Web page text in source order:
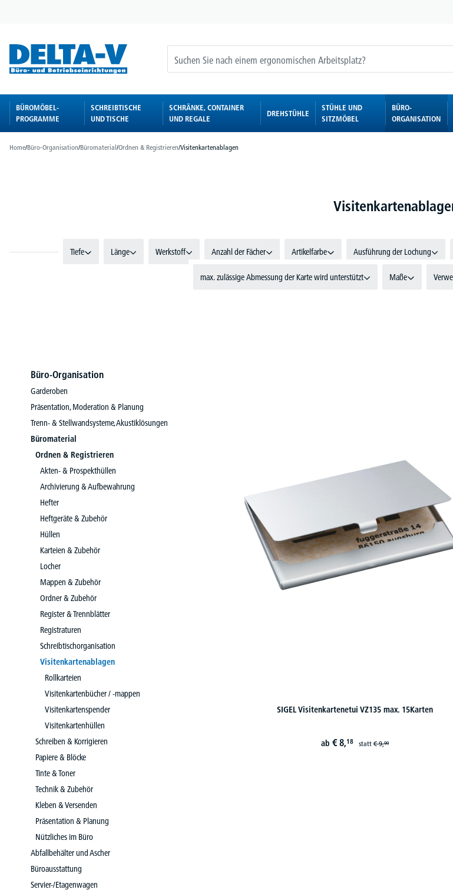
BÜROMÖBEL-
PROGRAMME
SCHREIBTISCHE
UND TISCHE
SCHRÄNKE, CONTAINER
UND REGALE
DREHSTÜHLE
STÜHLE UND
SITZMÖBEL
BÜRO-
ORGANISATION
Home/Büro-Organisation/Büromaterial/Ordnen & Registrieren/Visitenkartenablagen
Tiefe Länge Werkstoff Anzahl der Fächer Artikelfarbe Ausführung der Lochung
max. zulässige Abmessung der Karte wird unterstützt Maße
Büro-Organisation
Garderoben
Präsentation, Moderation & Planung
Trenn- & Stellwandsysteme, Akustiklösungen
Büromaterial
Ordnen & Registrieren
Akten- & Prospekthüllen
Archivierung & Aufbewahrung
Hefter
Heftgeräte & Zubehör
Hüllen
Karteien & Zubehör
Locher
Mappen & Zubehör
Ordner & Zubehör
Register & Trennblätter
Registraturen
Schreibtischorganisation
Visitenkartenablagen
Rollkarteien
Visitenkartenbücher / -mappen
Visitenkartenspender
Visitenkartenhüllen
Schreiben & Korrigieren
Papiere & Blöcke
Tinte & Toner
Technik & Zubehör
Kleben & Versenden
Präsentation & Planung
Nützliches im Büro
Abfallbehälter und Ascher
Büroausstattung
Servier-/Etagenwagen
SIGEL Visitenkartenetui VZ135 max. 15Karten
ab € 8,18 statt€ 9,99